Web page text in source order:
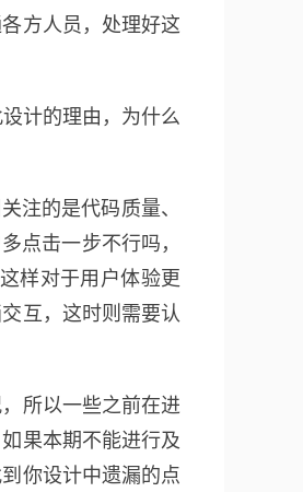
方人员，处理好这
计的理由，为什么
注的是代码质量、
点击一步不行吗，
样对于用户体验更
互，这时则需要认
所以一些之前在进
果本期不能进行及
你设计中遗漏的点